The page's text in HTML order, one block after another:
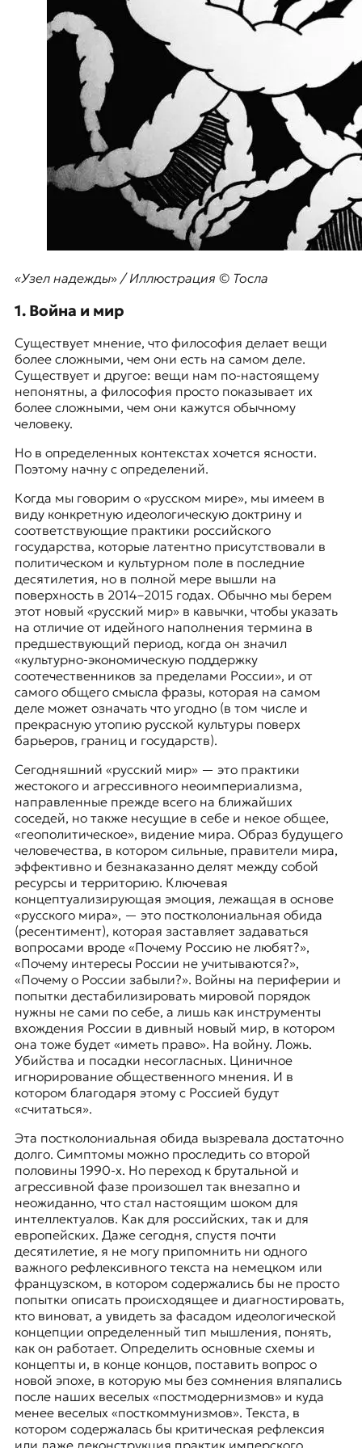
«Узел надежды» / Иллюстрация © Тосла
1. Война и мир
Существует мнение, что философия делает вещи
более сложными, чем они есть на самом деле.
Существует и другое: вещи нам по-настоящему
непонятны, а философия просто показывает их
более сложными, чем они кажутся обычному
человеку.
Но в определенных контекстах хочется ясности.
Поэтому начну с определений.
Когда мы говорим о «русском мире», мы имеем в
виду конкретную идеологическую доктрину и
соответствующие практики российского
государства, которые латентно присутствовали в
политическом и культурном поле в последние
десятилетия, но в полной мере вышли на
поверхность в 2014–2015 годах. Обычно мы берем
этот новый «русский мир» в кавычки, чтобы указать
на отличие от идейного наполнения термина в
предшествующий период, когда он значил
«культурно-экономическую поддержку
соотечественников за пределами России», и от
самого общего смысла фразы, которая на самом
деле может означать что угодно (в том числе и
прекрасную утопию русской культуры поверх
барьеров, границ и государств).
Сегодняшний «русский мир» — это практики
жестокого и агрессивного неоимпериализма,
направленные прежде всего на ближайших
соседей, но также несущие в себе и некое общее,
«геополитическое», видение мира. Образ будущего
человечества, в котором сильные, правители мира,
эффективно и безнаказанно делят между собой
ресурсы и территорию. Ключевая
концептуализирующая эмоция, лежащая в основе
«русского мира», — это постколониальная обида
(ресентимент), которая заставляет задаваться
вопросами вроде «Почему Россию не любят?»,
«Почему интересы России не учитываются?»,
«Почему о России забыли?». Войны на периферии и
попытки дестабилизировать мировой порядок
нужны не сами по себе, а лишь как инструменты
вхождения России в дивный новый мир, в котором
она тоже будет «иметь право». На войну. Ложь.
Убийства и посадки несогласных. Циничное
игнорирование общественного мнения. И в
котором благодаря этому с Россией будут
«считаться».
Эта постколониальная обида вызревала достаточно
долго. Симптомы можно проследить со второй
половины 1990-х. Но переход к брутальной и
агрессивной фазе произошел так внезапно и
неожиданно, что стал настоящим шоком для
интеллектуалов. Как для российских, так и для
европейских. Даже сегодня, спустя почти
десятилетие, я не могу припомнить ни одного
важного рефлексивного текста на немецком или
французском, в котором содержались бы не просто
попытки описать происходящее и диагностировать,
кто виноват, а увидеть за фасадом идеологической
концепции определенный тип мышления, понять,
как он работает. Определить основные схемы и
концепты и, в конце концов, поставить вопрос о
новой эпохе, в которую мы без сомнения вляпались
после наших веселых «постмодернизмов» и куда
менее веселых «посткоммунизмов». Текста, в
котором содержалась бы критическая рефлексия